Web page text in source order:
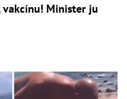
vakcínu! Minister ju